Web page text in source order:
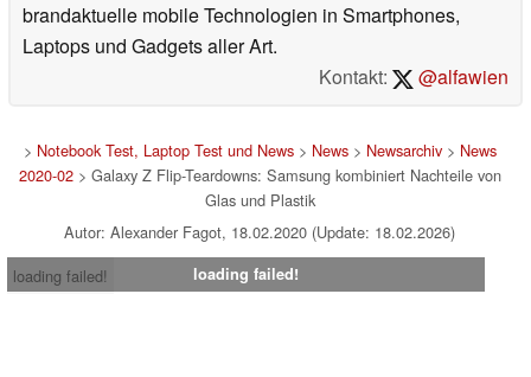
brandaktuelle mobile Technologien in Smartphones,
Laptops und Gadgets aller Art.
Kontakt:
@alfawien
> Notebook Test, Laptop Test und News> News> Newsarchiv> News
2020-02> Galaxy Z Flip-Teardowns: Samsung kombiniert Nachteile von
Glas und Plastik
Autor: Alexander Fagot, 18.02.2020 (Update: 18.02.2026)
loading failed!
loading failed!